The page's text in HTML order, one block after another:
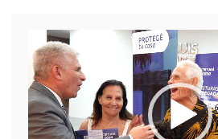
Reproductor
de
video